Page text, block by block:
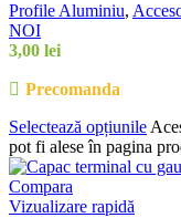
Profile Aluminiu,
NOI
3,00 lei
Precomanda
Selectează opțiunile
pot fi alese în pagina
Compara
Vizualizare rapidă